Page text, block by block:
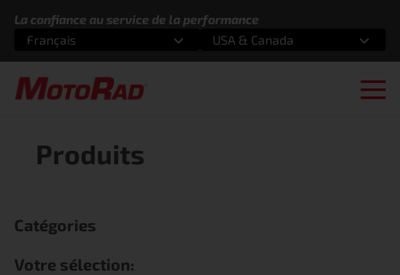
La confiance au service de la performance
Sélectionnez une option
Français
Sélectionnez une option
USA & Canada
Produits
Catégories
Votre sélection: